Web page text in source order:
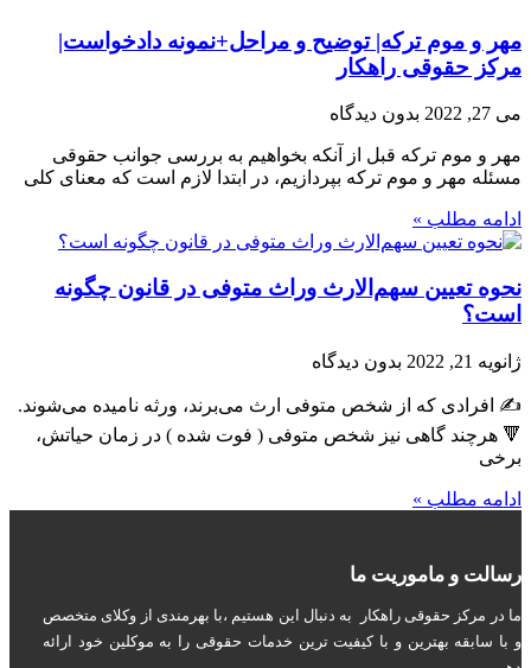
مهر و موم ترکه| توضیح و مراحل+نمونه دادخواست|
مرکز حقوقی راهکار
می 27, 2022 بدون دیدگاه
مهر و موم ترکه قبل از آنکه بخواهیم به بررسی جوانب حقوقی
مسئله مهر و موم ترکه بپردازیم، در ابتدا لازم است که معنای کلی
ادامه مطلب »
نحوه تعیین سهم‌الارث وراث متوفی در قانون چگونه
است؟
ژانویه 21, 2022 بدون دیدگاه
✍ افرادی که از شخص متوفی ارث می‌برند، ورثه نامیده می‌شوند.
🔻 هرچند گاهی نیز شخص متوفی ( فوت شده ) در زمان حیاتش،
برخی
ادامه مطلب »
رسالت و ماموریت ما
ما در مرکز حقوقی راهکار به دنبال این هستیم ،با بهرمندی از وکلای متخصص
و با سابقه بهترین و با کیفیت ترین خدمات حقوقی را به موکلین خود ارائه